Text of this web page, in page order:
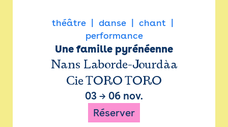
théâtre danse
chant
performance
Une famille pyrénéenne
Nans Laborde-Jourdàa
Cie TORO TORO
03 → 06 nov.
Réserver